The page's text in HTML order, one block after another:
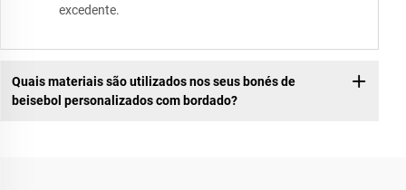
excedente.
Quais materiais são utilizados nos seus bonés de
beisebol personalizados com bordado?